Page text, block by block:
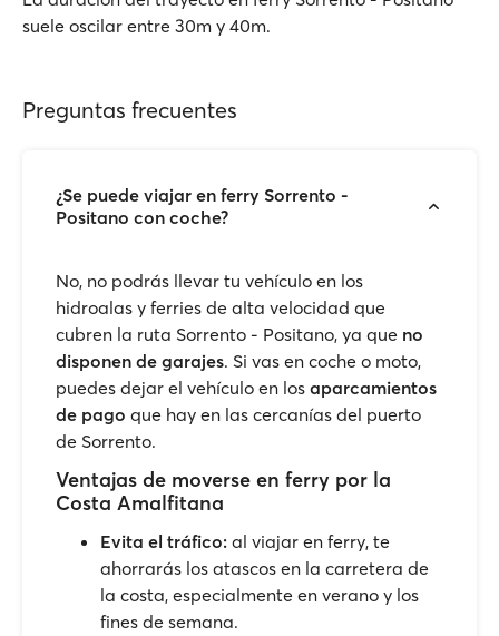
suele oscilar entre 30m y 40m.
Preguntas frecuentes
¿Se puede viajar en ferry Sorrento -
Positano con coche?
No, no podrás llevar tu vehículo en los
hidroalas y ferries de alta velocidad que
cubren la ruta Sorrento - Positano, ya que no
disponen de garajes. Si vas en coche o moto,
puedes dejar el vehículo en los aparcamientos
de pago que hay en las cercanías del puerto
de Sorrento.
Ventajas de moverse en ferry por la
Costa Amalfitana
Evita el tráfico: al viajar en ferry, te
ahorrarás los atascos en la carretera de
la costa, especialmente en verano y los
fines de semana.